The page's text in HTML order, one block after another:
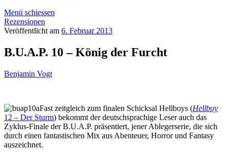
Menü schiessen
Rezensionen
Veröffentlicht am 6. Februar 2013
B.U.A.P. 10 – König der Furcht
Benjamin Vogt
Fast zeitgleich zum finalen Schicksal Hellboys (Hellboy
12 – Der Sturm) bekommt der deutschsprachige Leser auch das
Zyklus-Finale der B.U.A.P. präsentiert, jener Ablegerserie, die sich
durch einen fantastischen Mix aus Abenteuer, Horror und Fantasy
auszeichnet.